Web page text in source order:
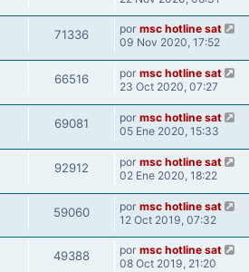
71336 por msc hotline sat
09 Nov 2020, 17:52
66516 por msc hotline sat
23 Oct 2020, 07:27
69081 por msc hotline sat
05 Ene 2020, 15:33
92912 por msc hotline sat
02 Ene 2020, 18:22
59060 por msc hotline sat
12 Oct 2019, 07:32
49388 por msc hotline sat
08 Oct 2019, 21:20